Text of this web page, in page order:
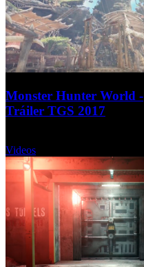
Monster Hunter World -
Tráiler TGS 2017
Videos